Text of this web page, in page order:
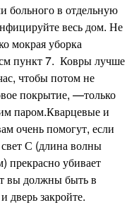
больного в отдельную
весь дом. Не
мокрая уборка
пункт 7. Ковры лучше
чтобы потом не
покрытие, —только
паром.Кварцевые и
очень помогут, если
С (длина волны
прекрасно убивает
вы должны быть в
дверь закройте.